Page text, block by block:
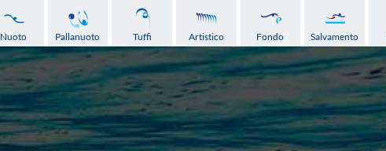
Nuoto Pallanuoto Tuffi Artistico Fondo Salvamento